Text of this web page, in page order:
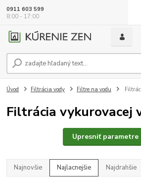
0911 603 599
8:00 - 17:00
Úvod Filtrácia vody Filtre na vodu
Filtrácia vykurovacej
Upresniť parametre
Najnovšie Najlacnejšie Najdrahšie